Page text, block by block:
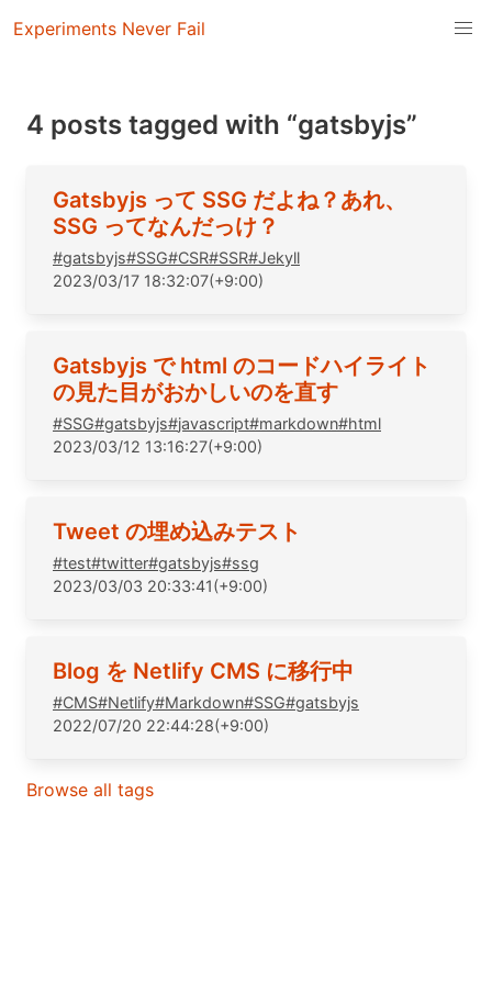
Experiments Never Fail
4 posts tagged with “gatsbyjs”
Gatsbyjs って SSG だよね？あれ、
SSG ってなんだっけ？
#gatsbyjs#SSG#CSR#SSR#Jekyll
2023/03/17 18:32:07(+9:00)
Gatsbyjs で html のコードハイライト
の見た目がおかしいのを直す
#SSG#gatsbyjs#javascript#markdown#html
2023/03/12 13:16:27(+9:00)
Tweet の埋め込みテスト
#test#twitter#gatsbyjs#ssg
2023/03/03 20:33:41(+9:00)
Blog を Netlify CMS に移行中
#CMS#Netlify#Markdown#SSG#gatsbyjs
2022/07/20 22:44:28(+9:00)
Browse all tags